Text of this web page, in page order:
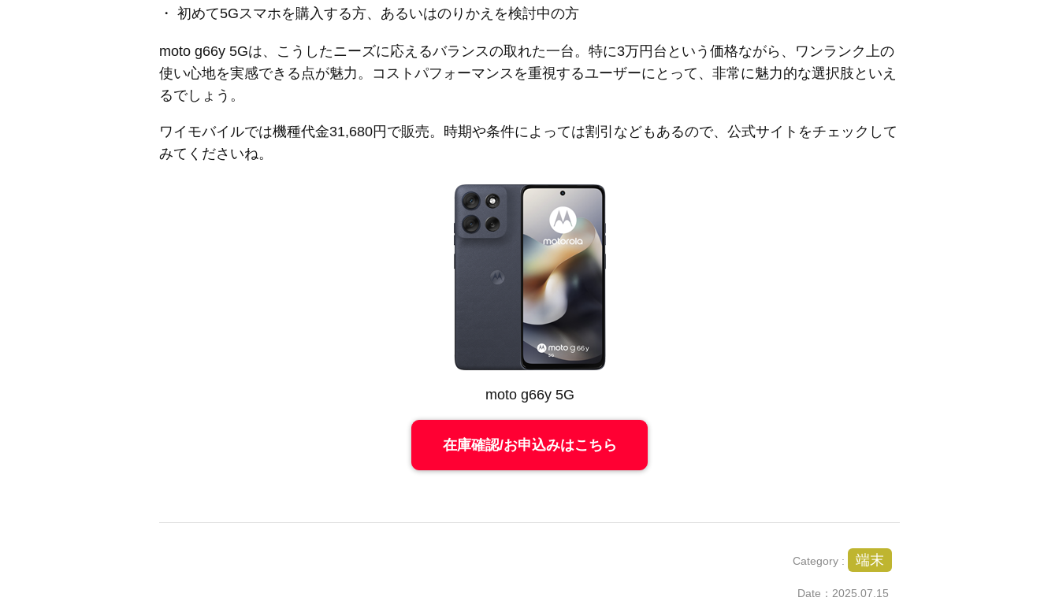
・ 初めて5Gスマホを購入する方、あるいはのりかえを検討中の方
moto g66y 5Gは、こうしたニーズに応えるバランスの取れた一台。特に3万円台という価格ながら、ワンランク上の
使い心地を実感できる点が魅力。コストパフォーマンスを重視するユーザーにとって、非常に魅力的な選択肢といえ
るでしょう。
ワイモバイルでは機種代金31,680円で販売。時期や条件によっては割引などもあるので、公式サイトをチェックして
みてくださいね。
moto g66y 5G
在庫確認/お申込みはこちら
Category : 端末
Date：2025.07.15